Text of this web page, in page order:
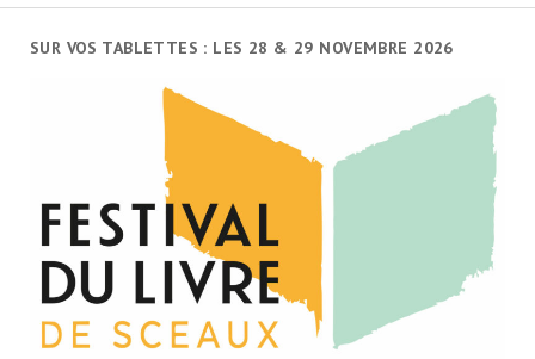
SUR VOS TABLETTES : LES 28 & 29 NOVEMBRE 2026